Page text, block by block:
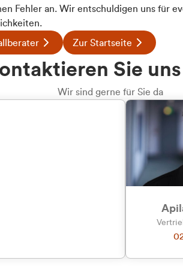
Fehler an. Wir entschuldigen uns für
Zur Startseite
Sie
Wir sind gerne für Sie da